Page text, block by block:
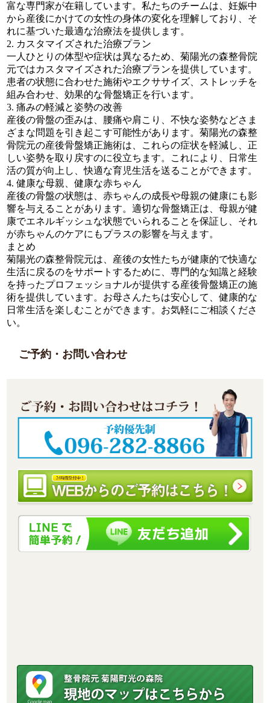
富な専門家が在籍しています。私たちのチームは、妊娠中
から産後にかけての女性の身体の変化を理解しており、そ
れに基づいた最適な治療法を提供します。
2. カスタマイズされた治療プラン
一人ひとりの体型や症状は異なるため、菊陽光の森整骨院
元ではカスタマイズされた治療プランを提供しています。
患者の状態に合わせた施術やエクササイズ、ストレッチを
組み合わせ、効果的な骨盤矯正を行います。
3. 痛みの軽減と姿勢の改善
産後の骨盤の歪みは、腰痛や肩こり、不快な姿勢などさま
ざまな問題を引き起こす可能性があります。菊陽光の森整
骨院元の産後骨盤矯正施術は、これらの症状を軽減し、正
しい姿勢を取り戻すのに役立ちます。これにより、日常生
活の質が向上し、快適な育児生活を送ることができます。
4. 健康な母親、健康な赤ちゃん
産後の骨盤の状態は、赤ちゃんの成長や母親の健康にも影
響を与えることがあります。適切な骨盤矯正は、母親が健
康でエネルギッシュな状態でいられることを保証し、それ
が赤ちゃんのケアにもプラスの影響を与えます。
まとめ
菊陽光の森整骨院元は、産後の女性たちが健康的で快適な
生活に戻るのをサポートするために、専門的な知識と経験
を持ったプロフェッショナルが提供する産後骨盤矯正の施
術を提供しています。お母さんたちは安心して、健康的な
日常生活を楽しむことができます。お気軽にご相談くださ
い。
ご予約・お問い合わせ